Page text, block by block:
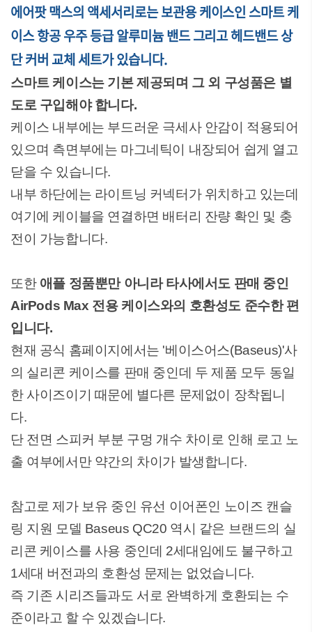
에어팟 맥스의 액세서리로는 보관용 케이스인 스마트 케
이스 항공 우주 등급 알루미늄 밴드 그리고 헤드밴드 상
단 커버 교체 세트가 있습니다.
스마트 케이스는 기본 제공되며 그 외 구성품은 별
도로 구입해야 합니다.
케이스 내부에는 부드러운 극세사 안감이 적용되어
있으며 측면부에는 마그네틱이 내장되어 쉽게 열고
닫을 수 있습니다.
내부 하단에는 라이트닝 커넥터가 위치하고 있는데
여기에 케이블을 연결하면 배터리 잔량 확인 및 충
전이 가능합니다.
또한 애플 정품뿐만 아니라 타사에서도 판매 중인
AirPods Max 전용 케이스와의 호환성도 준수한 편
입니다.
현재 공식 홈페이지에서는 '베이스어스(Baseus)'사
의 실리콘 케이스를 판매 중인데 두 제품 모두 동일
한 사이즈이기 때문에 별다른 문제없이 장착됩니
다.
단 전면 스피커 부분 구멍 개수 차이로 인해 로고 노
출 여부에서만 약간의 차이가 발생합니다.
참고로 제가 보유 중인 유선 이어폰인 노이즈 캔슬
링 지원 모델 Baseus QC20 역시 같은 브랜드의 실
리콘 케이스를 사용 중인데 2세대임에도 불구하고
1세대 버전과의 호환성 문제는 없었습니다.
즉 기존 시리즈들과도 서로 완벽하게 호환되는 수
준이라고 할 수 있겠습니다.